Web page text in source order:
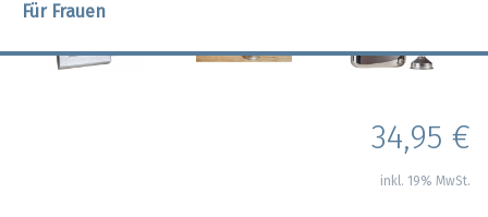
Für Frauen
34,95 €
inkl. 19% MwSt.